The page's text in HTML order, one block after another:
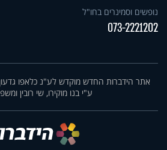
נופשים וסמינרים בחו"ל
073-2221202
אתר הידברות החדש מוקדש לע"נ כלאפו
ע"י בנו מוקירו, שי רובין